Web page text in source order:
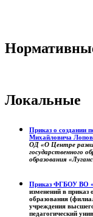
Локальные
Приказ о создании
Михайловича
ОД «О Центре
государственного
образования
Приказ ФГБОУ ВО
изменений в
образования
учреждения
педагогический